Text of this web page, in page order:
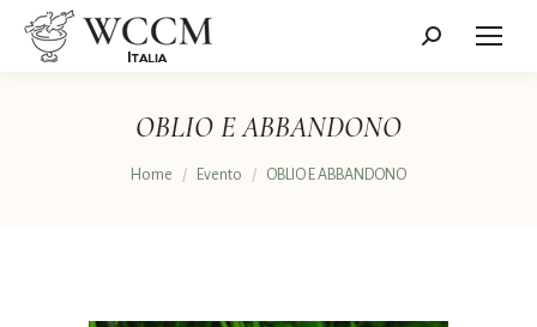
Cerca:
OBLIO E ABBANDONO
Tu sei qui:
Home Evento OBLIO E ABBANDONO